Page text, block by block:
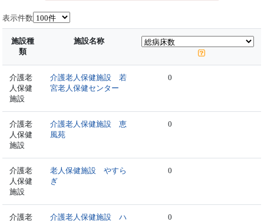
表示件数
施設種
類
施設名称
介護老
人保健
施設
介護老人保健施設 若
宮老人保健センター
0
介護老
人保健
施設
介護老人保健施設 恵
風苑
0
介護老
人保健
施設
老人保健施設 やすら
ぎ
0
介護老
介護老人保健施設 ハ
0